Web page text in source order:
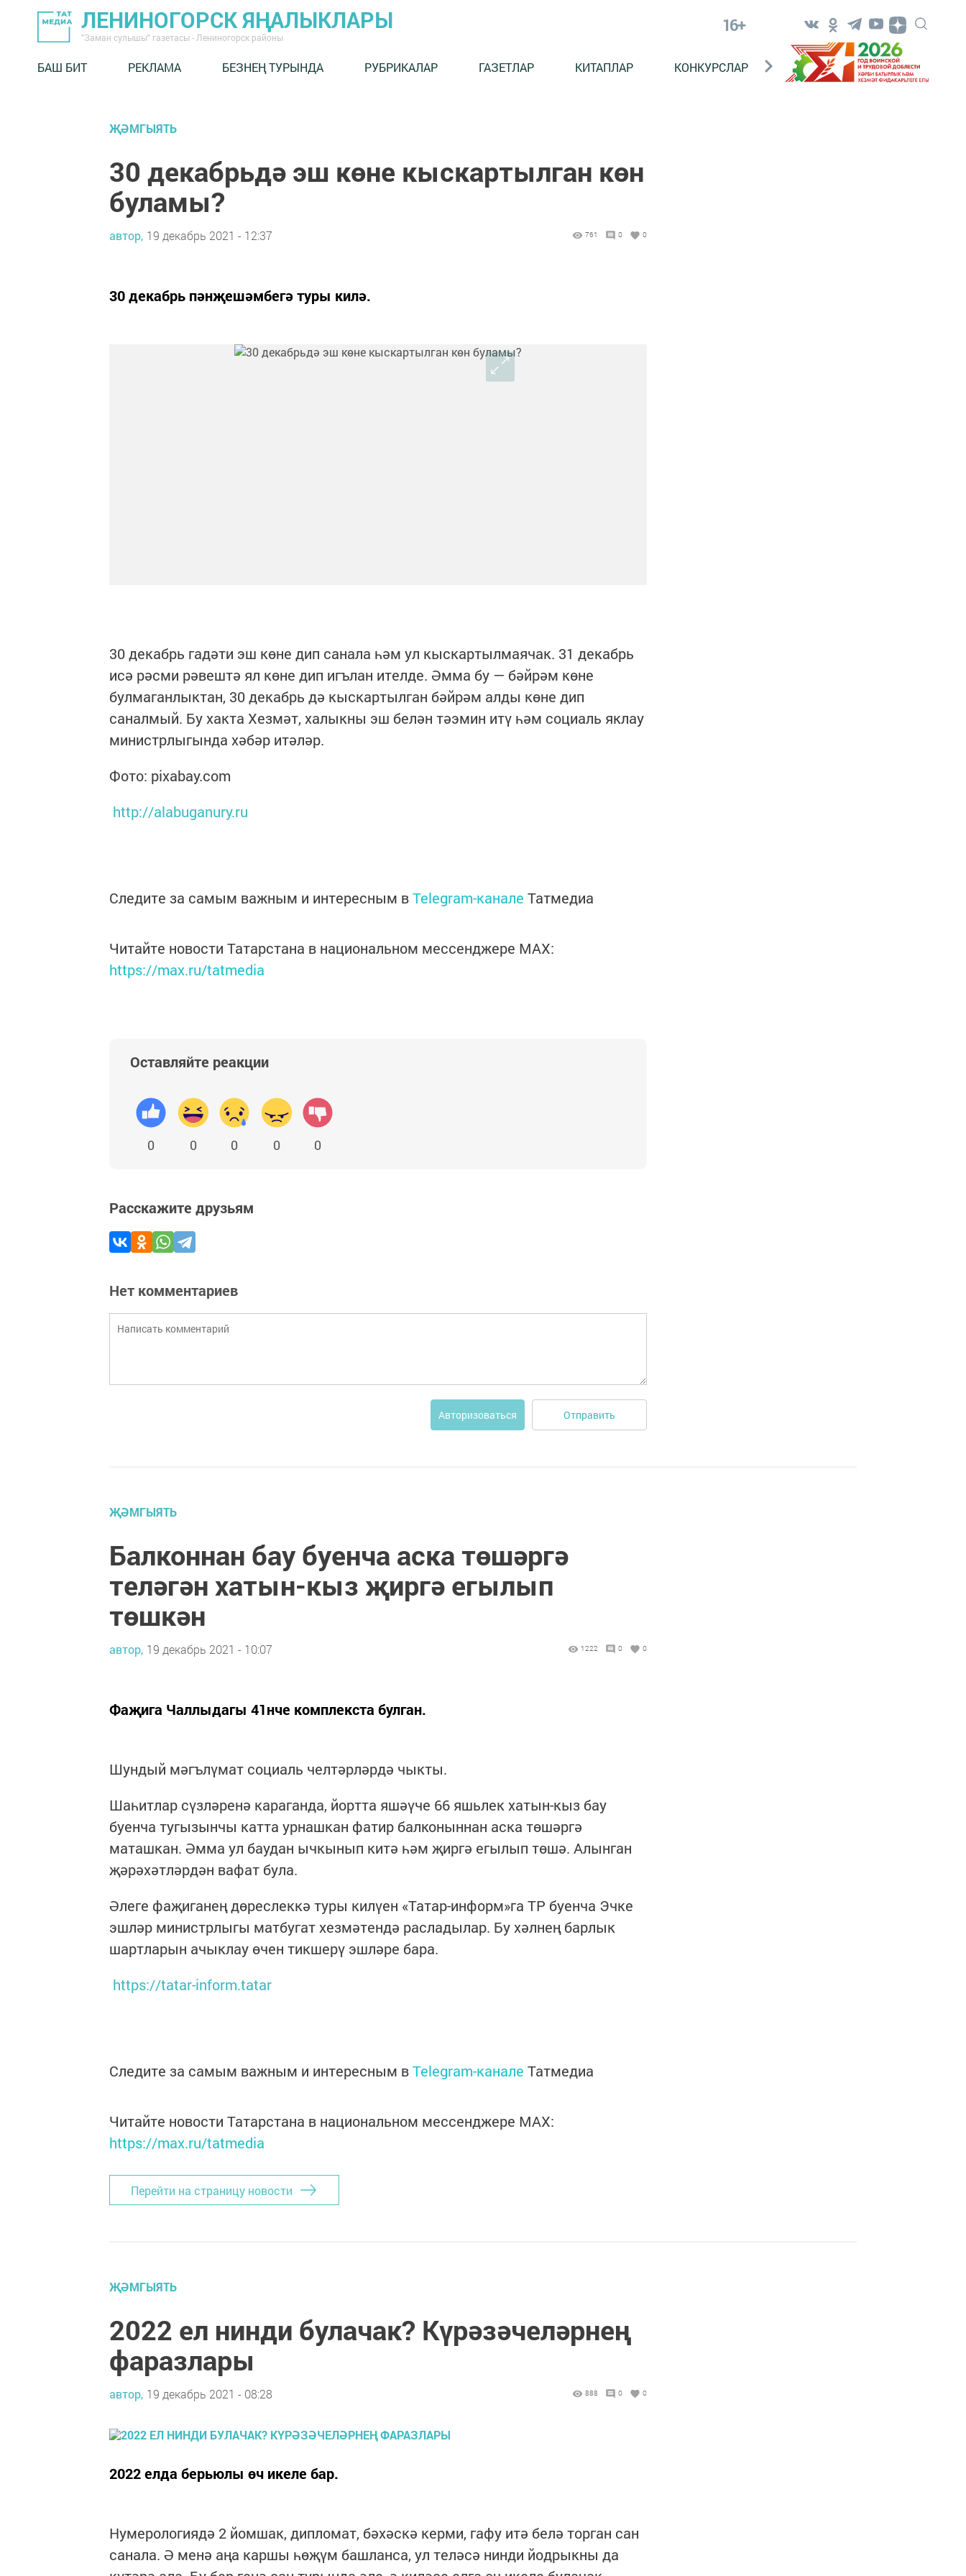
ЛЕНИНОГОРСК ЯҢАЛЫКЛАРЫ
"Заман сулышы" газетасы - Лениногорск районы
16+
БАШ БИТ РЕКЛАМА БЕЗНЕҢ ТУРЫНДА РУБРИКАЛАР ГАЗЕТЛАР КИТАПЛАР КОНКУРСЛАР ТЕЛЕВИДЕНИЕ
ҖӘМГЫЯТЬ
30 декабрьдә эш көне кыскартылган көн
буламы?
автор, 19 декабрь 2021 - 12:37 761 0 0
30 декабрь пәнҗешәмбегә туры килә.
30 декабрь гадәти эш көне дип санала һәм ул кыскартылмаячак. 31 декабрь
исә рәсми рәвештә ял көне дип игълан ителде. Әмма бу — бәйрәм көне
булмаганлыктан, 30 декабрь дә кыскартылган бәйрәм алды көне дип
саналмый. Бу хакта Хезмәт, халыкны эш белән тәэмин итү һәм социаль яклау
министрлыгында хәбәр итәләр.
Фото: pixabay.com
http://alabuganury.ru
Следите за самым важным и интересным вTelegram-канале Татмедиа
Читайте новости Татарстана в национальном мессенджере MАХ:
https://max.ru/tatmedia
Оставляйте реакции
0 0 0 0 0
Расскажите друзьям
Нет комментариев
Авторизоваться Отправить
ҖӘМГЫЯТЬ
Балконнан бау буенча аска төшәргә
теләгән хатын-кыз җиргә егылып
төшкән
автор, 19 декабрь 2021 - 10:07 1222 0 0
Фаҗига Чаллыдагы 41нче комплекста булган.
Шундый мәгълүмат социаль челтәрләрдә чыкты.
Шаһитлар сүзләренә караганда, йортта яшәүче 66 яшьлек хатын-кыз бау
буенча тугызынчы катта урнашкан фатир балконыннан аска төшәргә
маташкан. Әмма ул баудан ычкынып китә һәм җиргә егылып төшә. Алынган
җәрәхәтләрдән вафат була.
Әлеге фаҗиганең дөреслеккә туры килүен «Татар-информ»га ТР буенча Эчке
эшләр министрлыгы матбугат хезмәтендә расладылар. Бу хәлнең барлык
шартларын ачыклау өчен тикшерү эшләре бара.
https://tatar-inform.tatar
Следите за самым важным и интересным вTelegram-канале Татмедиа
Читайте новости Татарстана в национальном мессенджере MАХ:
https://max.ru/tatmedia
Перейти на страницу новости
ҖӘМГЫЯТЬ
2022 ел нинди булачак? Күрәзәчеләрнең
фаразлары
автор, 19 декабрь 2021 - 08:28 888 0 0
2022 елда берьюлы өч икеле бар.
Нумерологиядә 2 йомшак, дипломат, бәхәскә керми, гафу итә белә торган сан
санала. Ә менә аңа каршы һөҗүм башланса, ул теләсә нинди йодрыкны да